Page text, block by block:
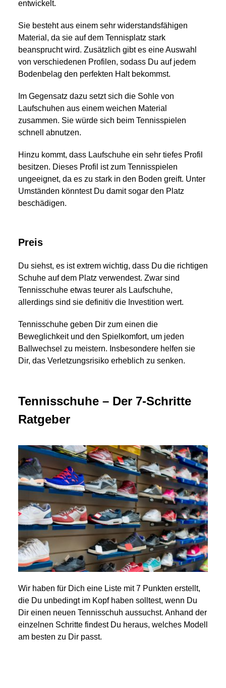
entwickelt.
Sie besteht aus einem sehr widerstandsfähigen
Material, da sie auf dem Tennisplatz stark
beansprucht wird. Zusätzlich gibt es eine Auswahl
von verschiedenen Profilen, sodass Du auf jedem
Bodenbelag den perfekten Halt bekommst.
Im Gegensatz dazu setzt sich die Sohle von
Laufschuhen aus einem weichen Material
zusammen. Sie würde sich beim Tennisspielen
schnell abnutzen.
Hinzu kommt, dass Laufschuhe ein sehr tiefes Profil
besitzen. Dieses Profil ist zum Tennisspielen
ungeeignet, da es zu stark in den Boden greift. Unter
Umständen könntest Du damit sogar den Platz
beschädigen.
Preis
Du siehst, es ist extrem wichtig, dass Du die richtigen
Schuhe auf dem Platz verwendest. Zwar sind
Tennisschuhe etwas teurer als Laufschuhe,
allerdings sind sie definitiv die Investition wert.
Tennisschuhe geben Dir zum einen die
Beweglichkeit und den Spielkomfort, um jeden
Ballwechsel zu meistern. Insbesondere helfen sie
Dir, das Verletzungsrisiko erheblich zu senken.
Tennisschuhe – Der 7-Schritte
Ratgeber
Wir haben für Dich eine Liste mit 7 Punkten erstellt,
die Du unbedingt im Kopf haben solltest, wenn Du
Dir einen neuen Tennisschuh aussuchst. Anhand der
einzelnen Schritte findest Du heraus, welches Modell
am besten zu Dir passt.